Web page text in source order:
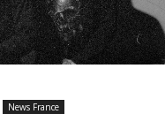
News France